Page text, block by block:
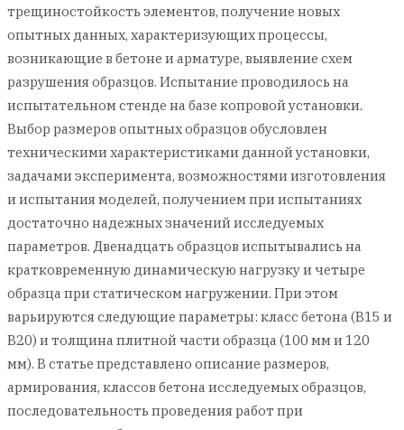
трещиностойкость элементов, получение новых
опытных данных, характеризующих процессы,
возникающие в бетоне и арматуре, выявление схем
разрушения образцов. Испытание проводилось на
испытательном стенде на базе копровой установки.
Выбор размеров опытных образцов обусловлен
техническими характеристиками данной установки,
задачами эксперимента, возможностями изготовления
и испытания моделей, получением при испытаниях
достаточно надежных значений исследуемых
параметров. Двенадцать образцов испытывались на
кратковременную динамическую нагрузку и четыре
образца при статическом нагружении. При этом
варьируются следующие параметры: класс бетона (B15 и
B20) и толщина плитной части образца (100 мм и 120
мм). В статье представлено описание размеров,
армирования, классов бетона исследуемых образцов,
последовательность проведения работ при